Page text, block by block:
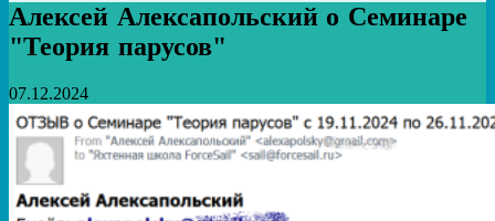
Алексей Алексапольский о Семинаре
"Теория парусов"
07.12.2024